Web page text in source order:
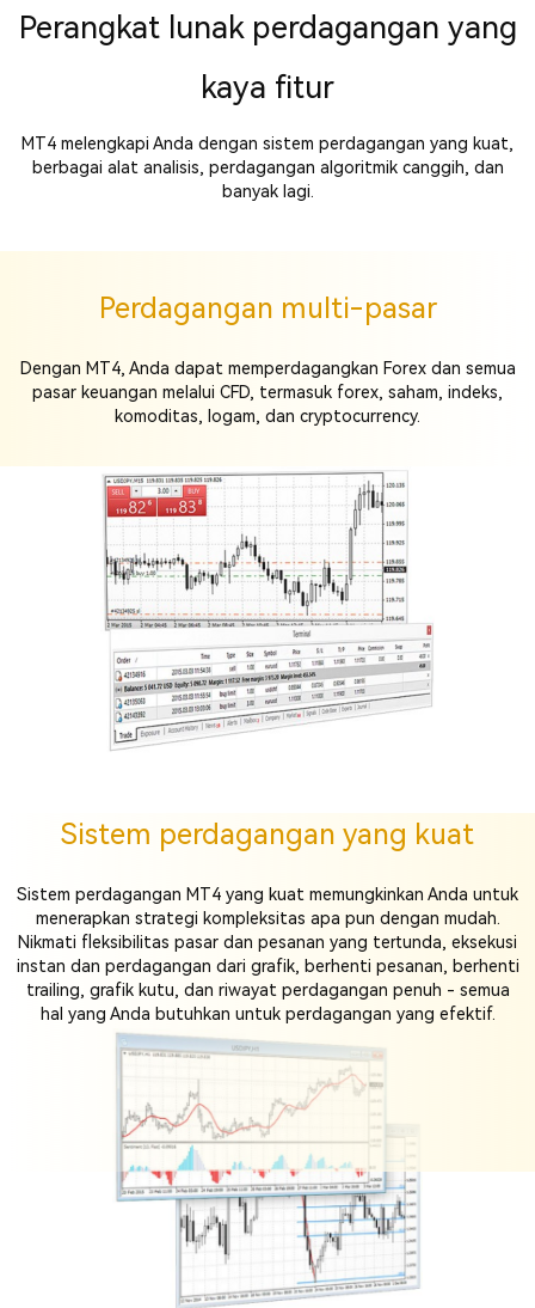
Perangkat lunak perdagangan yang
kaya fitur
MT4 melengkapi Anda dengan sistem perdagangan yang kuat,
berbagai alat analisis, perdagangan algoritmik canggih, dan
banyak lagi.
Perdagangan multi-pasar
Dengan MT4, Anda dapat memperdagangkan Forex dan semua
pasar keuangan melalui CFD, termasuk forex, saham, indeks,
komoditas, logam, dan cryptocurrency.
Sistem perdagangan yang kuat
Sistem perdagangan MT4 yang kuat memungkinkan Anda untuk
menerapkan strategi kompleksitas apa pun dengan mudah.
Nikmati fleksibilitas pasar dan pesanan yang tertunda, eksekusi
instan dan perdagangan dari grafik, berhenti pesanan, berhenti
trailing, grafik kutu, dan riwayat perdagangan penuh - semua
hal yang Anda butuhkan untuk perdagangan yang efektif.